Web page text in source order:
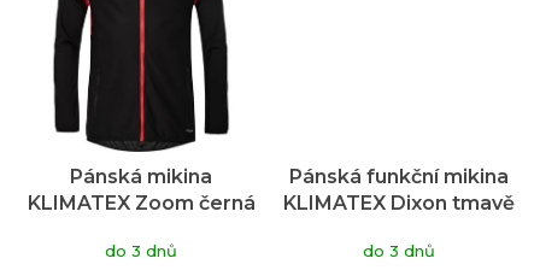
Pánská mikina
KLIMATEX Zoom černá
do 3 dnů
Pánská funkční mikina
KLIMATEX Dixon tmavě
do 3 dnů